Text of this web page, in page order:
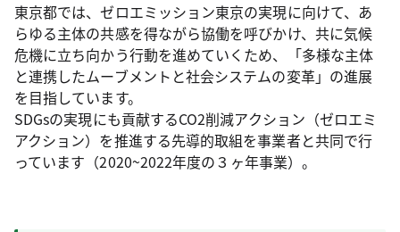
東京都では、ゼロエミッション東京の実現に向けて、あ
らゆる主体の共感を得ながら協働を呼びかけ、共に気候
危機に立ち向かう行動を進めていくため、「多様な主体
と連携したムーブメントと社会システムの変革」の進展
を目指しています。
SDGsの実現にも貢献するCO2削減アクション（ゼロエミ
アクション）を推進する先導的取組を事業者と共同で行
っています（2020~2022年度の３ヶ年事業）。